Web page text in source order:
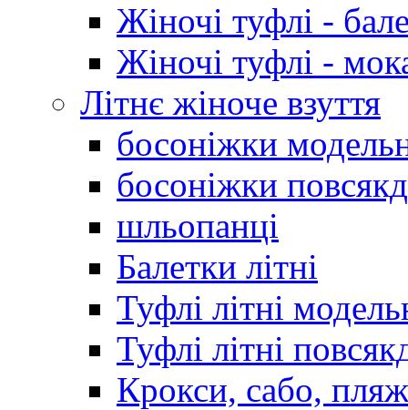
Жіночі туфлі -
Жіночі туфлі -
Літнє жіноче взуття
босоніжки
босоніжки
шльопанці
Балетки літні
Туфлі літні
Туфлі літні
Крокси, сабо,